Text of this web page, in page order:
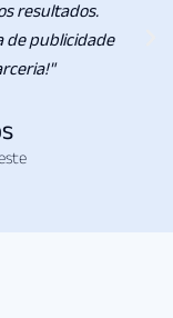
resultados.
de publicidade